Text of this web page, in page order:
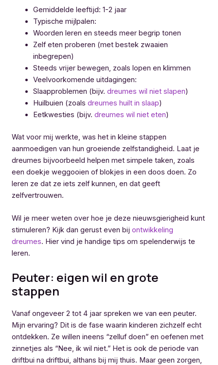
Gemiddelde leeftijd: 1-2 jaar
Typische mijlpalen:
Woorden leren en steeds meer begrip tonen
Zelf eten proberen (met bestek zwaaien
inbegrepen)
Steeds vrijer bewegen, zoals lopen en klimmen
Veelvoorkomende uitdagingen:
Slaapproblemen (bijv. dreumes wil niet slapen)
Huilbuien (zoals dreumes huilt in slaap)
Eetkwesties (bijv. dreumes wil niet eten)
Wat voor mij werkte, was het in kleine stappen
aanmoedigen van hun groeiende zelfstandigheid. Laat je
dreumes bijvoorbeeld helpen met simpele taken, zoals
een doekje weggooien of blokjes in een doos doen. Zo
leren ze dat ze iets zelf kunnen, en dat geeft
zelfvertrouwen.
Wil je meer weten over hoe je deze nieuwsgierigheid kunt
stimuleren? Kijk dan gerust even bij ontwikkeling
dreumes. Hier vind je handige tips om spelenderwijs te
leren.
Peuter: eigen wil en grote
stappen
Vanaf ongeveer 2 tot 4 jaar spreken we van een peuter.
Mijn ervaring? Dit is de fase waarin kinderen zichzelf echt
ontdekken. Ze willen ineens “zelluf doen” en oefenen met
zinnetjes als “Nee, ik wil niet.” Het is ook de periode van
driftbui na driftbui, althans bij mij thuis. Maar geen zorgen,